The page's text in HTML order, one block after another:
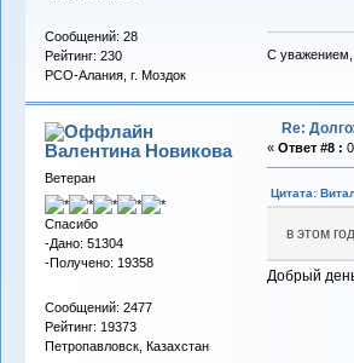
Сообщений: 28
Рейтинг: 230
РСО-Алания, г. Моздок
С уважением,
Валентина Новикова
Ветеран
Спасибо
-Дано: 51304
-Получено: 19358
Сообщений: 2477
Рейтинг: 19373
Петропавловск, Казахстан
Re:
« Ответ #8 :
Цитата:
в этом
Добрый